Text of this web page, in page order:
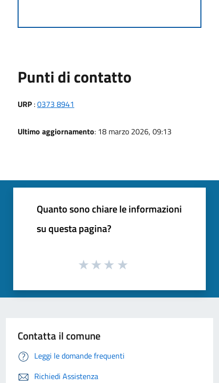
Punti di contatto
URP :0373 8941
Ultimo aggiornamento: 18 marzo 2026, 09:13
Quanto sono chiare le informazioni
su questa pagina?
Contatta il comune
Leggi le domande frequenti
Richiedi Assistenza